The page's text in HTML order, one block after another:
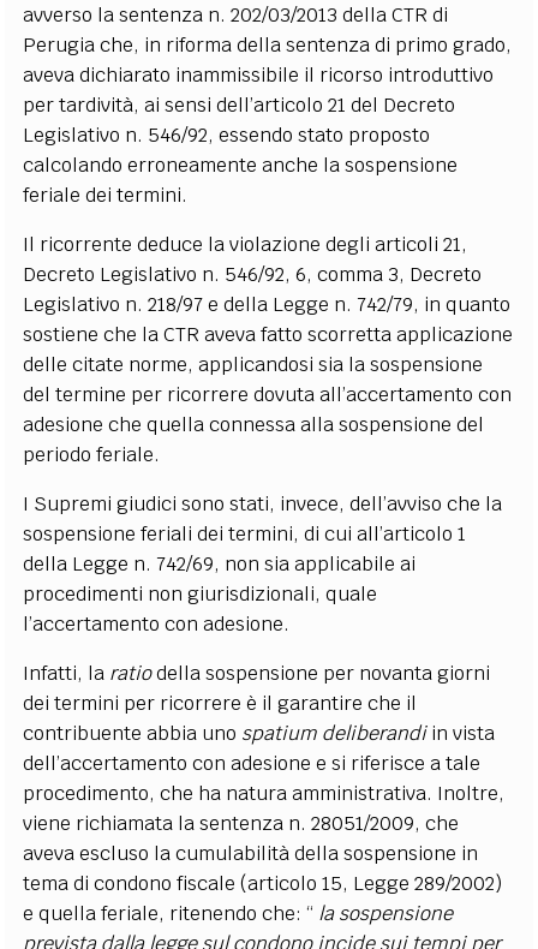
avverso la sentenza n. 202/03/2013 della CTR di
Perugia che, in riforma della sentenza di primo grado,
aveva dichiarato inammissibile il ricorso introduttivo
per tardività, ai sensi dell’articolo 21 del Decreto
Legislativo n. 546/92, essendo stato proposto
calcolando erroneamente anche la sospensione
feriale dei termini.
Il ricorrente deduce la violazione degli articoli 21,
Decreto Legislativo n. 546/92, 6, comma 3, Decreto
Legislativo n. 218/97 e della Legge n. 742/79, in quanto
sostiene che la CTR aveva fatto scorretta applicazione
delle citate norme, applicandosi sia la sospensione
del termine per ricorrere dovuta all’accertamento con
adesione che quella connessa alla sospensione del
periodo feriale.
I Supremi giudici sono stati, invece, dell’avviso che la
sospensione feriali dei termini, di cui all’articolo 1
della Legge n. 742/69, non sia applicabile ai
procedimenti non giurisdizionali, quale
l’accertamento con adesione.
Infatti, la ratiodella sospensione per novanta giorni
dei termini per ricorrere è il garantire che il
contribuente abbia uno spatium deliberandiin vista
dell’accertamento con adesione e si riferisce a tale
procedimento, che ha natura amministrativa. Inoltre,
viene richiamata la sentenza n. 28051/2009, che
aveva escluso la cumulabilità della sospensione in
tema di condono fiscale (articolo 15, Legge 289/2002)
e quella feriale, ritenendo che: “ la sospensione
prevista dalla legge sul condono incide sui tempi per